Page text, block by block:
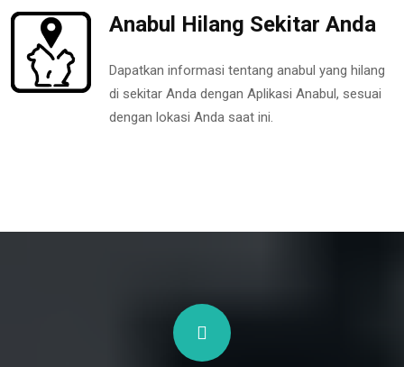
Anabul Hilang Sekitar Anda
Dapatkan informasi tentang anabul yang hilang
di sekitar Anda dengan Aplikasi Anabul, sesuai
dengan lokasi Anda saat ini.